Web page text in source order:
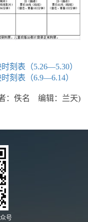
刻表（5.26—5.30）
刻表（6.9—6.14）
：佚名 编辑：兰天)
号